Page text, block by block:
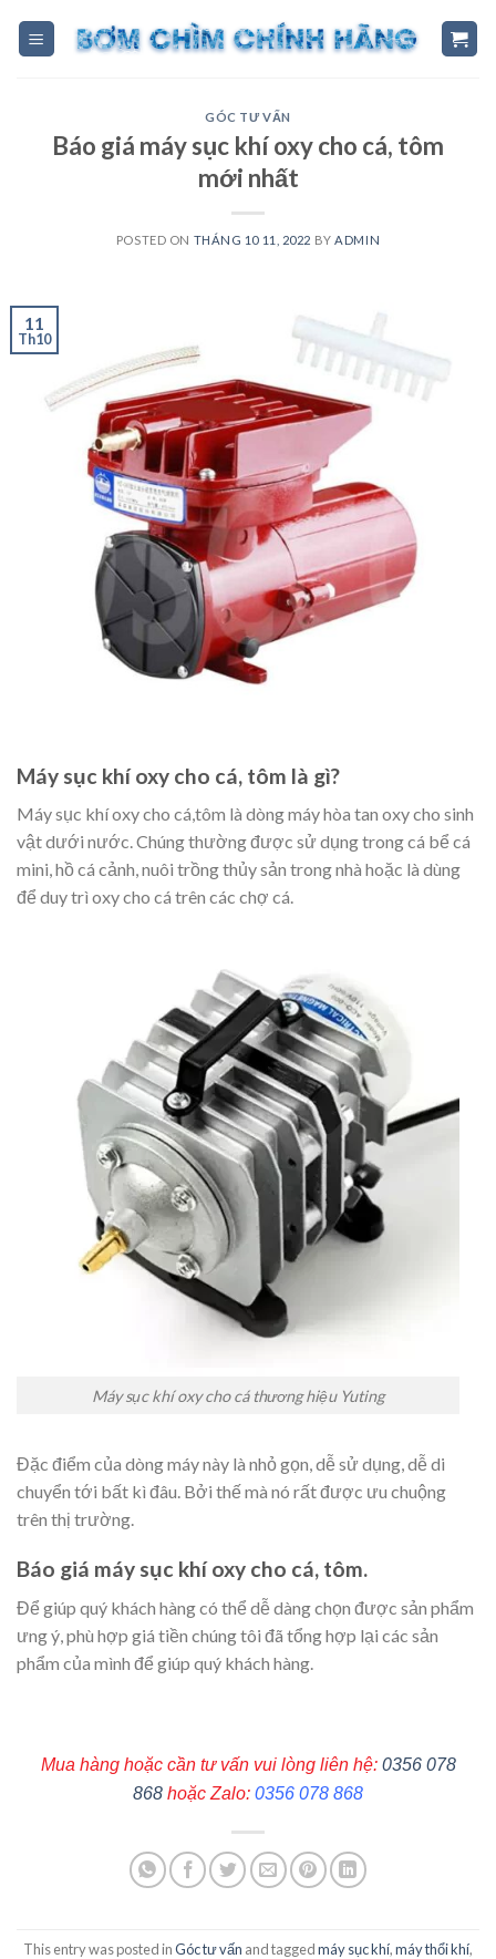
GÓC TƯ VẤN
Báo giá máy sục khí oxy cho cá, tôm
mới nhất
POSTED ON THÁNG 10 11, 2022 BY ADMIN
11
Th10
Máy sục khí oxy cho cá, tôm là gì?
Máy sục khí oxy cho cá,tôm là dòng máy hòa tan oxy cho sinh
vật dưới nước. Chúng thường được sử dụng trong cá bể cá
mini, hồ cá cảnh, nuôi trồng thủy sản trong nhà hoặc là dùng
để duy trì oxy cho cá trên các chợ cá.
Máy sục khí oxy cho cá thương hiệu Yuting
Đặc điểm của dòng máy này là nhỏ gọn, dễ sử dụng, dễ di
chuyển tới bất kì đâu. Bởi thế mà nó rất được ưu chuộng
trên thị trường.
Báo giá máy sục khí oxy cho cá, tôm.
Để giúp quý khách hàng có thể dễ dàng chọn được sản phẩm
ưng ý, phù hợp giá tiền chúng tôi đã tổng hợp lại các sản
phẩm của mình để giúp quý khách hàng.
Mua hàng hoặc cần tư vấn vui lòng liên hệ: 0356 078
868 hoặc Zalo: 0356 078 868
This entry was posted inGóc tư vấn and taggedmáy sục khí,máy thổi khí,